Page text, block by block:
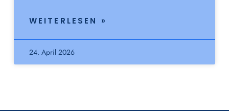
WEITERLESEN »
24. April 2026